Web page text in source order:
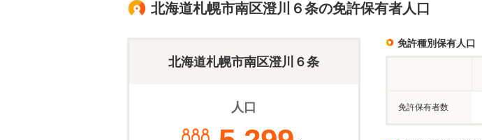
北海道札幌市南区澄川６条の免許保有者人口
北海道札幌市南区澄川６条
人口
免許種別保有人口
免許保有者数